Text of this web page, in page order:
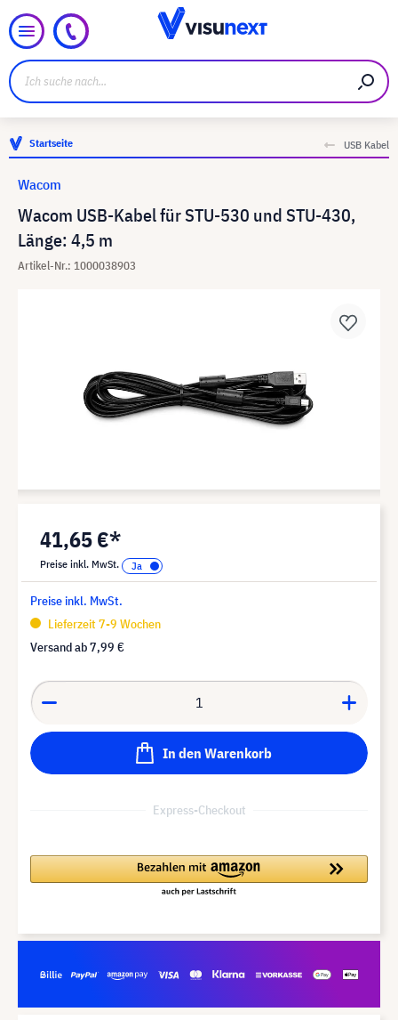
Startseite USB Kabel
Wacom USB-Kabel für STU-530 und STU-430,
Länge: 4,5 m
Artikel-Nr.: 1000038903
Wacom
41,65 €*
Preise inkl. MwSt.
Preise inkl. MwSt.
Lieferzeit 7-9 Wochen
Versand ab7,99 €
In den Warenkorb
Express-Checkout